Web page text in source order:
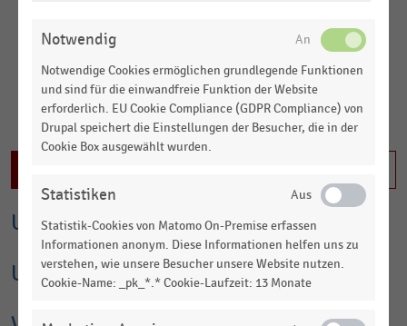
darauffolgenden Jahr ging die Outdoor-Marke der Millet
Mountain Group zurück an die Gründerfamilie. Im Jahr 2024
folgte der Verkauf der Outdoor-Möbelmarke Lafuma Mobilier
an das französische Unternehmen Peugeot Frères Industrie.
Die Marken Calida, Aubade und Cosabella sind im gehobenen
Segment der Tag- und Nachtwäsche bzw. Luxuslingerie
Fachhandel, Warenhäuser sowie eigene Stores vertrieben.
Inhalte im Tarif Business XL sichtbar. Jetzt einloggen oder
informieren
MEHR LADEN
Umsatz und Finanzkennzahlen
Umsatz nach Segmenten
Notwendig
Notwendige Cookies ermöglichen grundlegende Funktionen
und sind für die einwandfreie Funktion der Website
erforderlich. EU Cookie Compliance (GDPR Compliance) von
Drupal speichert die Einstellungen der Besucher, die in der
Cookie Box ausgewählt wurden.
Statistiken
Statistik-Cookies von Matomo On-Premise erfassen
Informationen anonym. Diese Informationen helfen uns zu
verstehen, wie unsere Besucher unsere Website nutzen.
Cookie-Name: _pk_*.* Cookie-Laufzeit: 13 Monate